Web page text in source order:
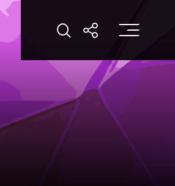
打开搜索打开分享打